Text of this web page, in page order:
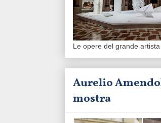
Le opere del grande
Aurelio
mostra